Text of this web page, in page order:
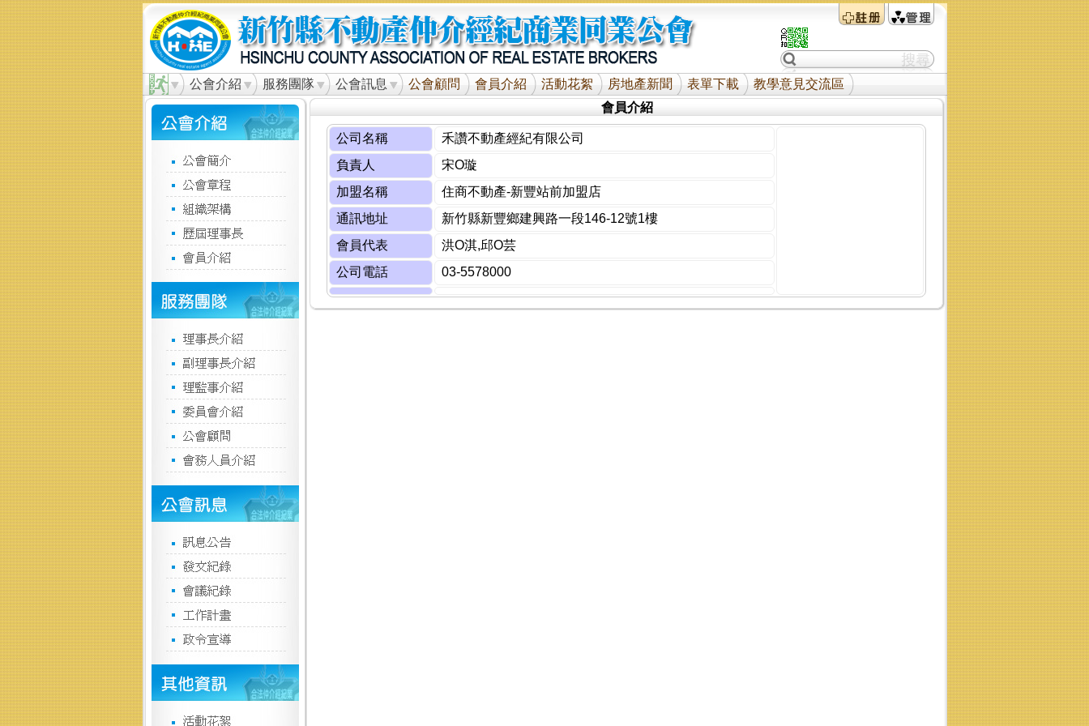
公會介紹 服務團隊 公會訊息 公會顧問 會員介紹 活動花絮 房地產新聞 表單下載
教學意見交流區
會員介紹
公司名稱
禾讚不動產經紀有限公司
負責人
宋O璇
加盟名稱
住商不動產-新豐站前加盟店
通訊地址
新竹縣新豐鄉建興路一段146-12號1樓
會員代表
洪O淇,邱O芸
公司電話
03-5578000